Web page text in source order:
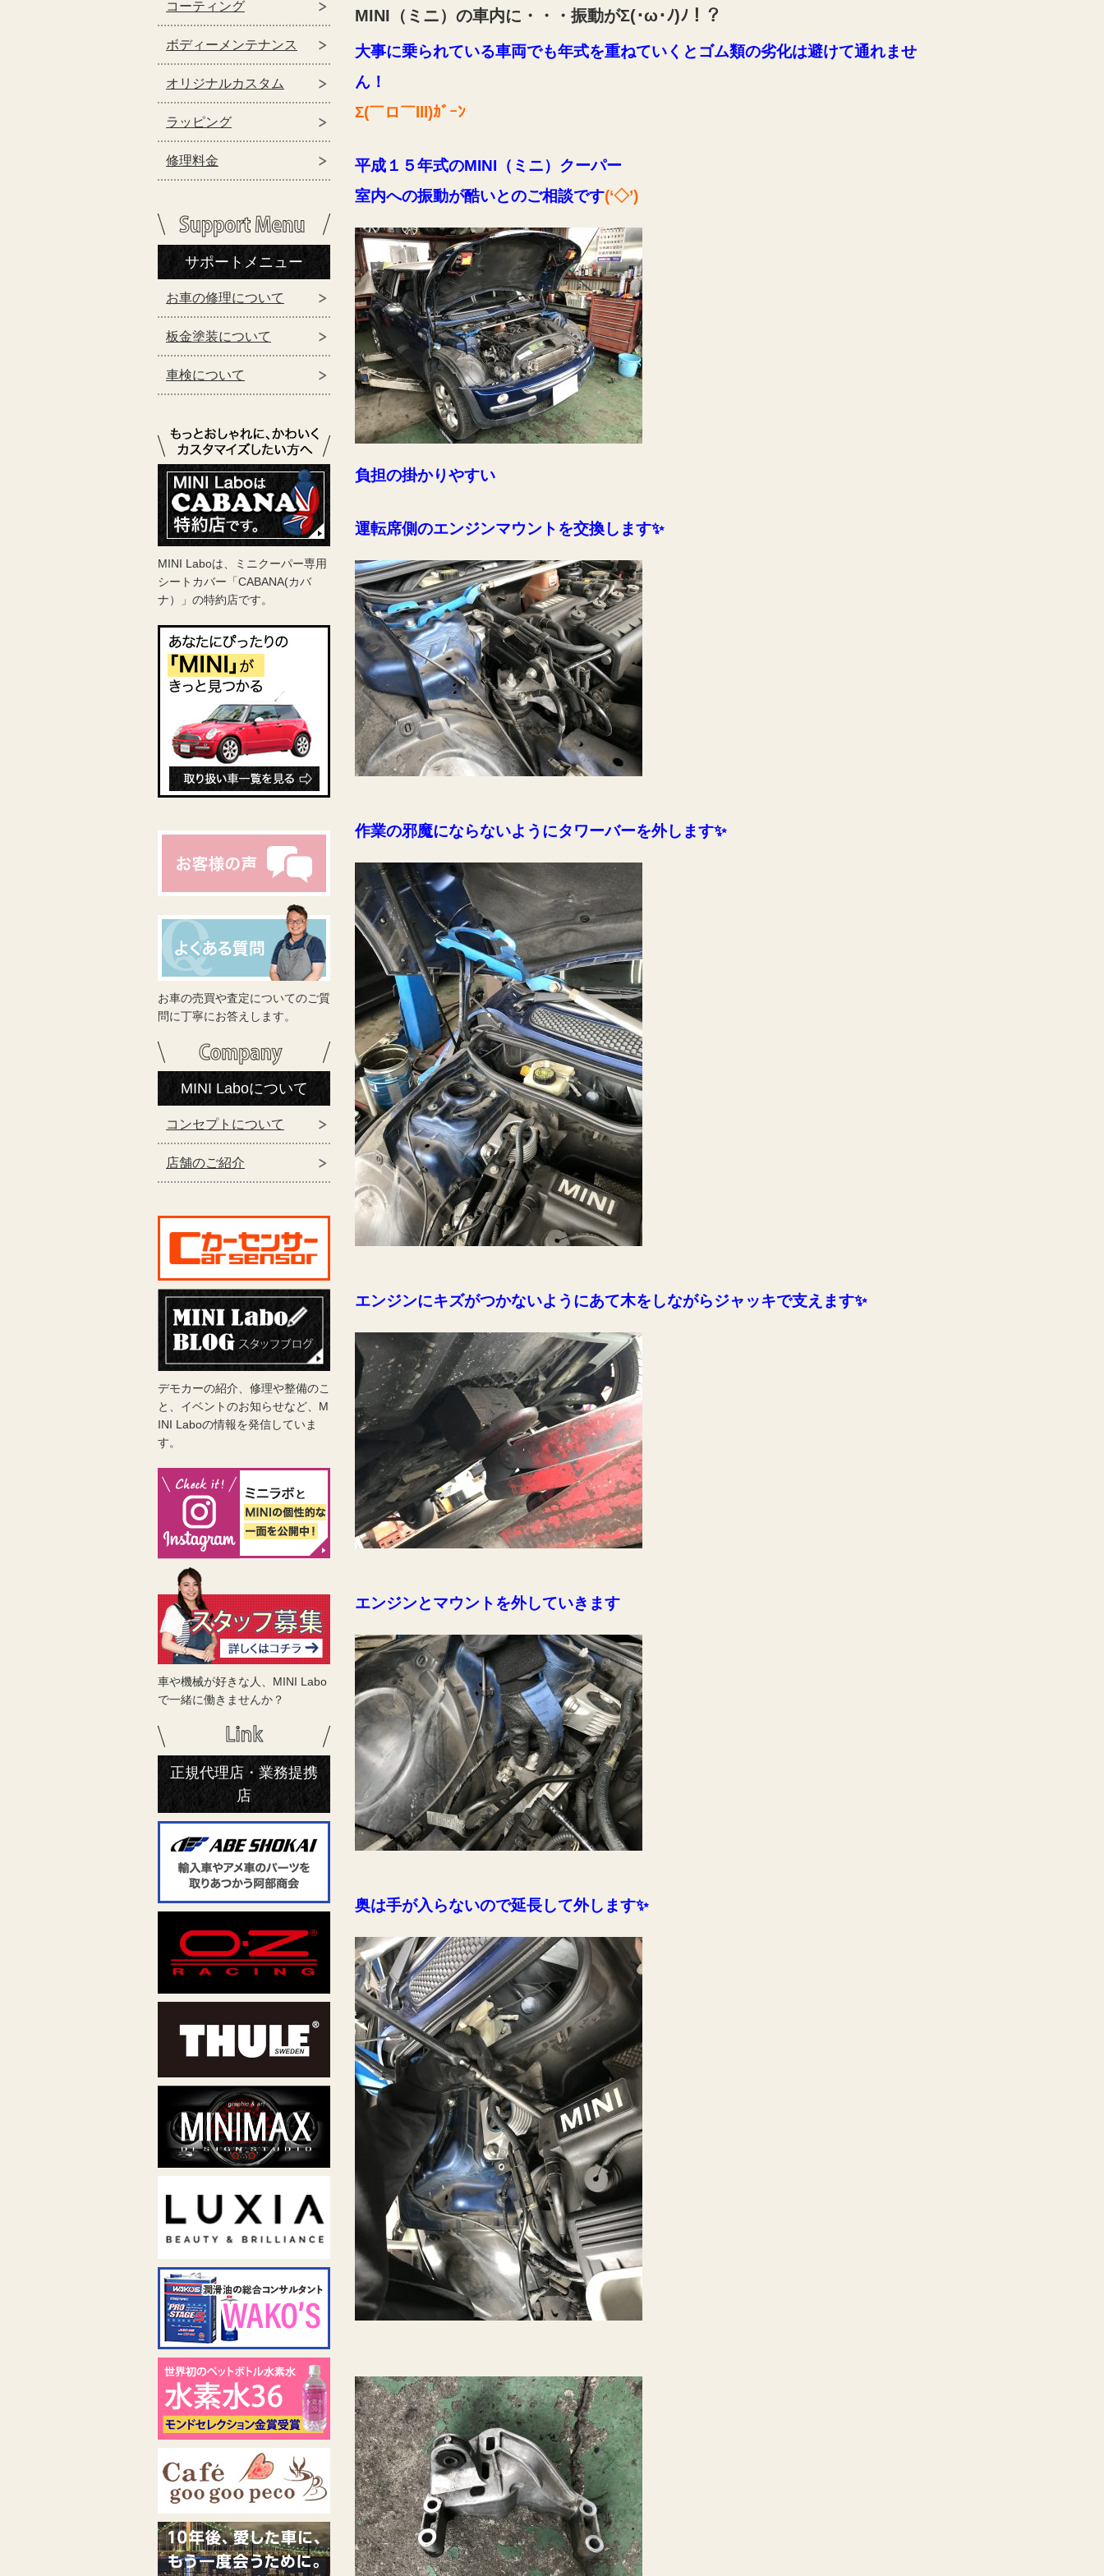
MINI（ミニ）の車内に・・・振動がΣ(･ω･ﾉ)ﾉ！？
大事に乗られている車両でも年式を重ねていくとゴム類の劣化は避けて通れませ
ん！
Σ(￣ロ￣lll)ｶﾞｰﾝ
平成１５年式のMINI（ミニ）クーパー
室内への振動が酷いとのご相談です(‘◇’)ゞ
負担の掛かりやすい
運転席側のエンジンマウントを交換します✨
作業の邪魔にならないようにタワーバーを外します✨
エンジンにキズがつかないようにあて木をしながらジャッキで支えます✨
エンジンとマウントを外していきます
奥は手が入らないので延長して外します✨
コーティング
ボディーメンテナンス
オリジナルカスタム
ラッピング
修理料金
サポートメニュー
お車の修理について
板金塗装について
車検について
MINI Laboは、ミニクーパー専用
シートカバー「CABANA(カバ
ナ）」の特約店です。
お車の売買や査定についてのご質
問に丁寧にお答えします。
MINI Laboについて
コンセプトについて
店舗のご紹介
デモカーの紹介、修理や整備のこ
と、イベントのお知らせなど、M
INI Laboの情報を発信していま
す。
車や機械が好きな人、MINI Labo
で一緒に働きませんか？
正規代理店・業務提携
店